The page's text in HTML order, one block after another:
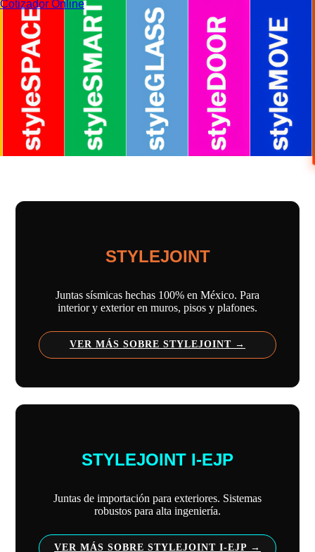
Cotizador Online
STYLEJOINT
Juntas sísmicas hechas 100% en México. Para
interior y exterior en muros, pisos y plafones.
VER MÁS SOBRE STYLEJOINT
STYLEJOINT I-EJP
Juntas de importación para exteriores. Sistemas
robustos para alta ingeniería.
VER MÁS SOBRE STYLEJOINT I-EJP